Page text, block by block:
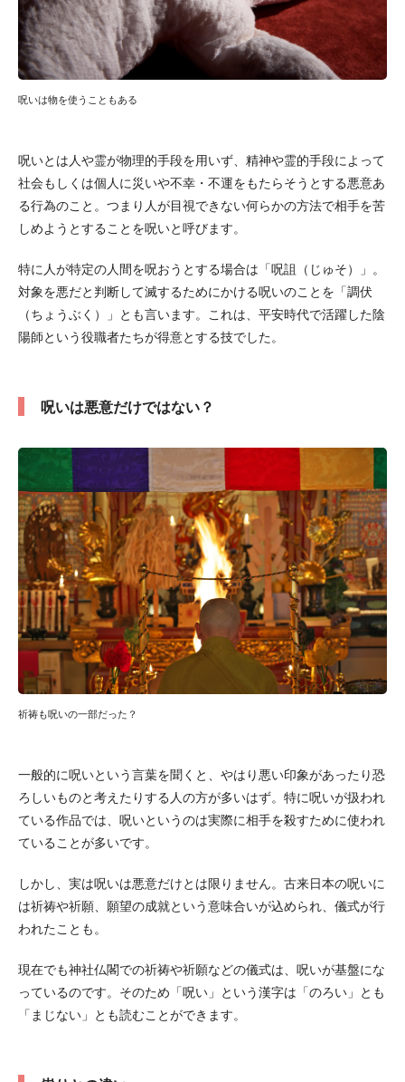
呪いは物を使うこともある
呪いとは人や霊が物理的手段を用いず、精神や霊的手段によって
社会もしくは個人に災いや不幸・不運をもたらそうとする悪意あ
る行為のこと。つまり人が目視できない何らかの方法で相手を苦
しめようとすることを呪いと呼びます。
特に人が特定の人間を呪おうとする場合は「呪詛（じゅそ）」。
対象を悪だと判断して滅するためにかける呪いのことを「調伏
（ちょうぶく）」とも言います。これは、平安時代で活躍した陰
陽師という役職者たちが得意とする技でした。
呪いは悪意だけではない？
祈祷も呪いの一部だった？
一般的に呪いという言葉を聞くと、やはり悪い印象があったり恐
ろしいものと考えたりする人の方が多いはず。特に呪いが扱われ
ている作品では、呪いというのは実際に相手を殺すために使われ
ていることが多いです。
しかし、実は呪いは悪意だけとは限りません。古来日本の呪いに
は祈祷や祈願、願望の成就という意味合いが込められ、儀式が行
われたことも。
現在でも神社仏閣での祈祷や祈願などの儀式は、呪いが基盤にな
っているのです。そのため「呪い」という漢字は「のろい」とも
「まじない」とも読むことができます。